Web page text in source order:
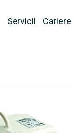
Servicii Cariere